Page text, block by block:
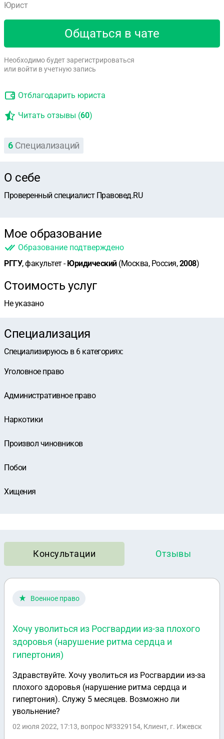
Юрист
Общаться в чате
Необходимо будет зарегистрироваться
или войти в учетную запись
Отблагодарить юриста
Читать отзывы (60)
6 Специализаций
О себе
Проверенный специалист Правовед.RU
Мое образование
Образование подтверждено
РГГУ, факультет -Юридический(Москва, Россия,2008)
Стоимость услуг
Не указано
Специализация
Специализируюсь в 6 категориях:
Уголовное право
Административное право
Наркотики
Произвол чиновников
Побои
Хищения
Консультации Отзывы
Военное право
Хочу уволиться из Росгвардии из-за плохого
здоровья (нарушение ритма сердца и
гипертония)
Здравствуйте. Хочу уволиться из Росгвардии из-за
плохого здоровья (нарушение ритма сердца и
гипертония). Служу 5 месяцев. Возможно ли
увольнение?
02 июля 2022, 17:13, вопрос №3329154, Клиент, г. Ижевск